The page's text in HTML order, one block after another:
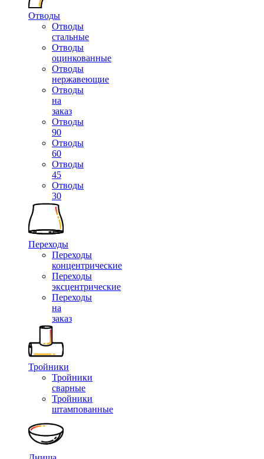
Отводы
Отводы
стальные
Отводы
оцинкованные
Отводы
нержавеющие
Отводы
на
заказ
Отводы
90
Отводы
60
Отводы
45
Отводы
30
Переходы
Переходы
концентрические
Переходы
эксцентрические
Переходы
на
заказ
Тройники
Тройники
сварные
Тройники
штампованные